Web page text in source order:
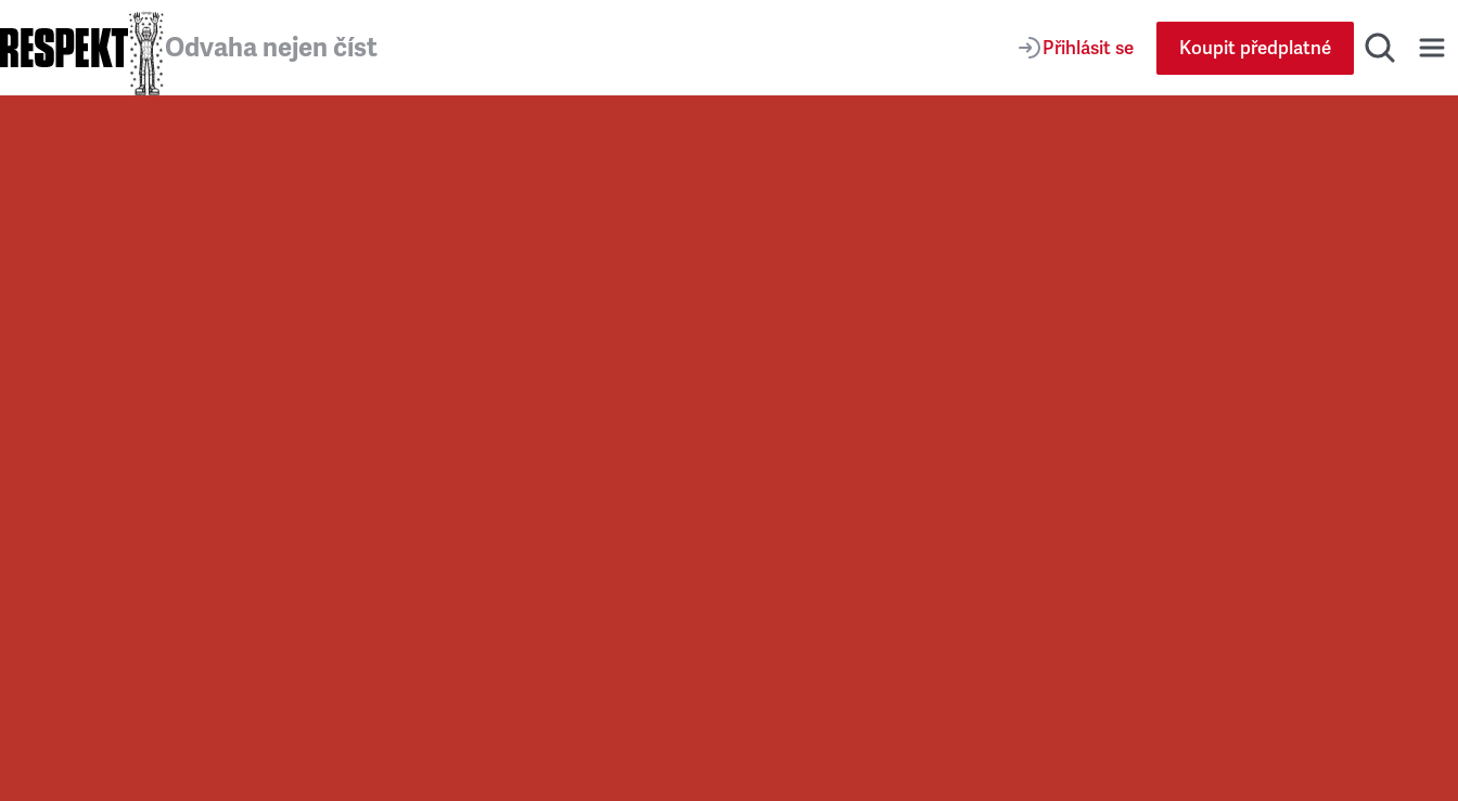
Odvaha nejen číst Přihlásit se Koupit předplatné